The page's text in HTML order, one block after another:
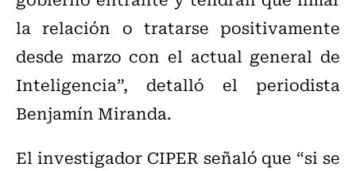
la relación o tratarse positivamente
desde marzo con el actual general de
Inteligencia”, detalló el periodista
Benjamín Miranda.
El investigador CIPER señaló que “si se